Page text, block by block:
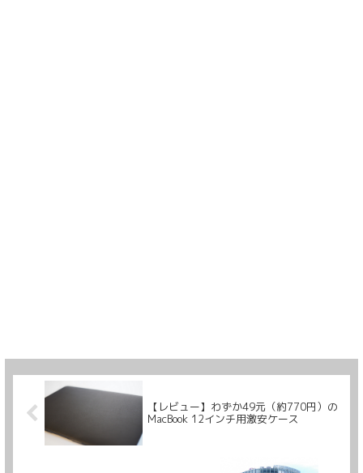
【レビュー】わずか49元（約770円）の
MacBook 12インチ用激安ケース